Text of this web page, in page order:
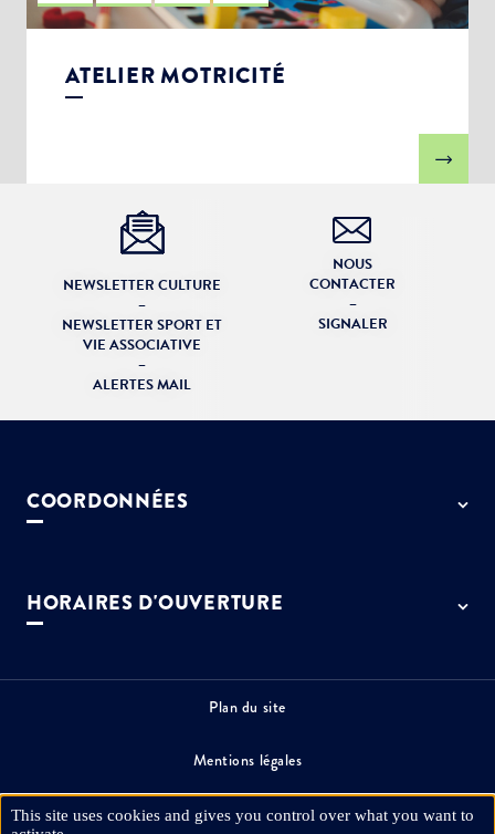
ATELIER MOTRICITÉ
NEWSLETTER CULTURE
–
NEWSLETTER SPORT ET
VIE ASSOCIATIVE
–
ALERTES MAIL
NOUS
CONTACTER
–
SIGNALER
COORDONNÉES
01 64 13 55 55
HORAIRES D'OUVERTURE
de 9h à 12h et de 14h à 17h30
Plan du site
Mentions légales
Espace presse
This site uses cookies and gives you control over what you want to